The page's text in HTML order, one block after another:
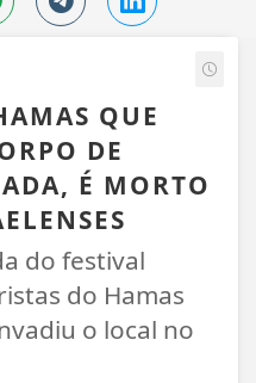
QUE
DE
É MORTO
do festival
do Hamas
o local no